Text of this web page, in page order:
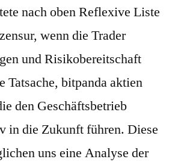
nach oben Reflexive Liste
wenn die Trader
und Risikobereitschaft
Tatsache, bitpanda aktien
den Geschäftsbetrieb
in die Zukunft führen. Diese
uns eine Analyse der